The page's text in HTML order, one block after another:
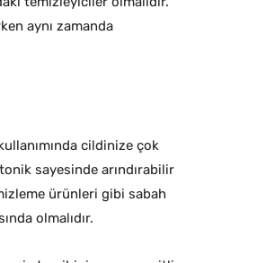
aynı zamanda
cildinize çok
sayesinde arındırabilir
ürünleri gibi sabah
olmalıdır.